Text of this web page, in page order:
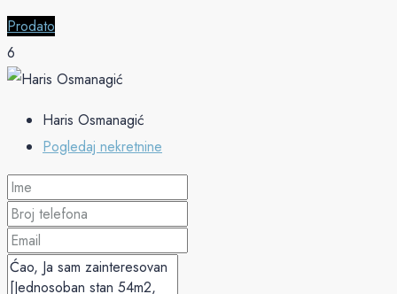
Prodato
6
Haris Osmanagić
Pogledaj nekretnine